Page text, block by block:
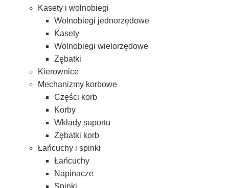
Kasety i wolnobiegi
Wolnobiegi jednorzędowe
Kasety
Wolnobiegi wielorzędowe
Zębatki
Kierownice
Mechanizmy korbowe
Części korb
Korby
Wkłady suportu
Zębatki korb
Łańcuchy i spinki
Łańcuchy
Napinacze
Spinki